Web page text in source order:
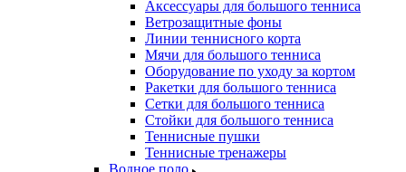
Аксессуары для большого тенниса
Ветрозащитные фоны
Линии теннисного корта
Мячи для большого тенниса
Оборудование по уходу за кортом
Ракетки для большого тенниса
Сетки для большого тенниса
Стойки для большого тенниса
Теннисные пушки
Теннисные тренажеры
Водное поло